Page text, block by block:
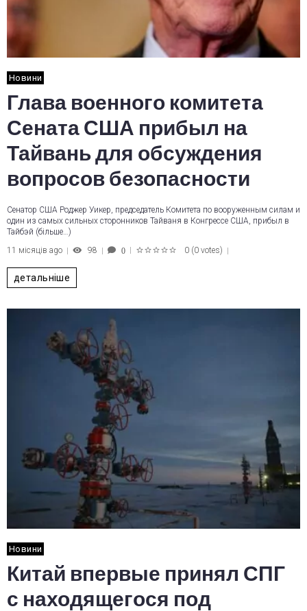
Новини
Глава военного комитета
Сената США прибыл на
Тайвань для обсуждения
вопросов безопасности
Сенатор США Роджер Уикер, председатель Комитета по вооруженным силам и
один из самых сильных сторонников Тайваня в Конгрессе США, прибыл в
Тайбэй (більше…)
11 місяців ago
98 0 0 (0 votes)
детальніше
Новини
Китай впервые принял СПГ
с находящегося под